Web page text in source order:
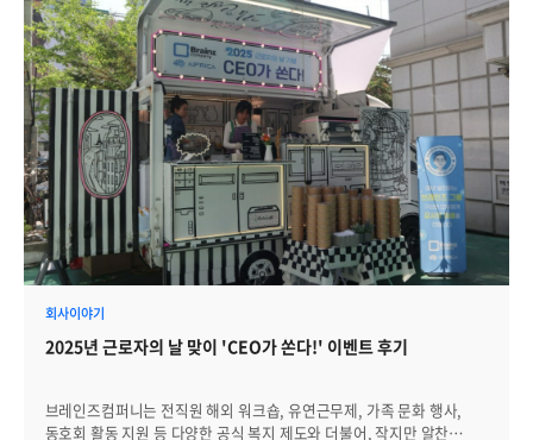
회사이야기
2025년 근로자의 날 맞이 'CEO가 쏜다!' 이벤트 후기
브레인즈컴퍼니는 전직원 해외 워크숍, 유연근무제, 가족 문화 행사,
동호회 활동 지원 등 다양한 공식 복지 제도와 더불어, 작지만 알찬